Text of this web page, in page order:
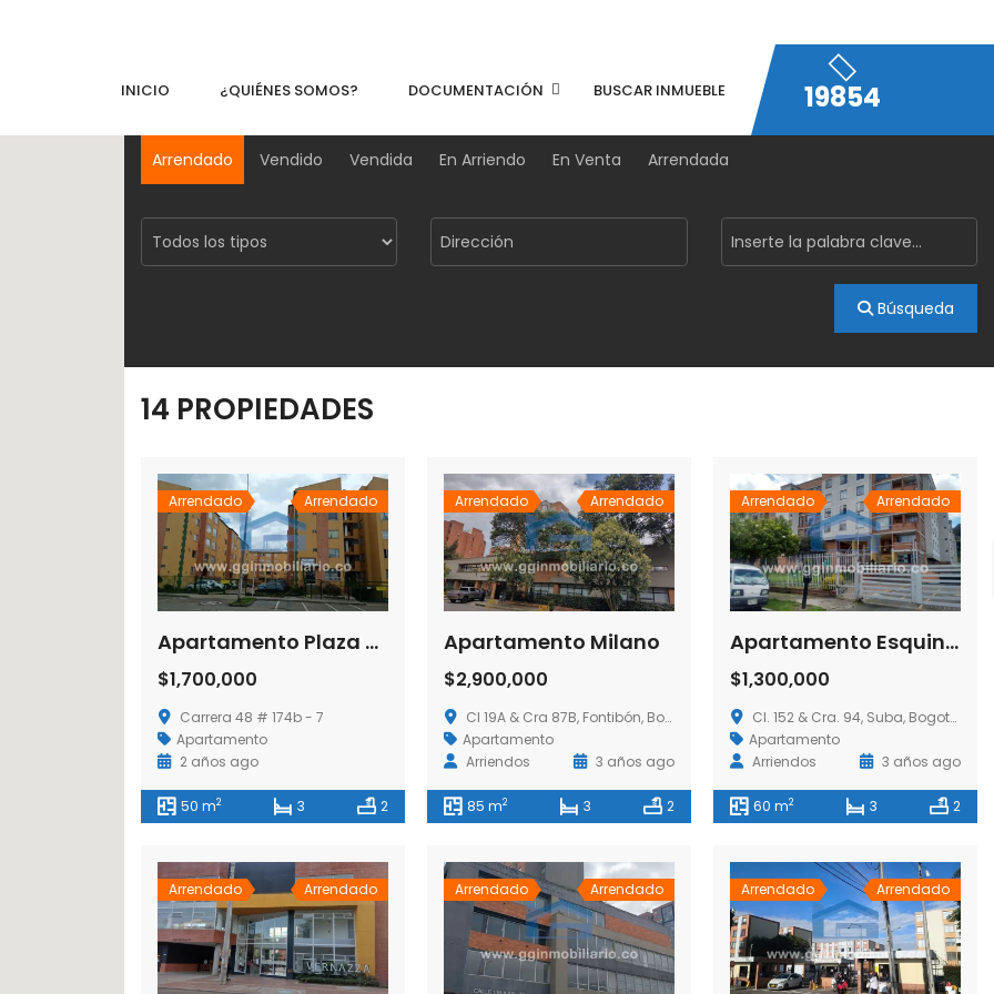
INICIO ¿QUIÉNES SOMOS? DOCUMENTACIÓN BUSCAR INMUEBLE 19854
Arrendado Vendido Vendida En Arriendo En Venta Arrendada
Búsqueda
14 PROPIEDADES
Arrendado Arrendado
Apartamento Plaza Baviera II
$1,700,000
Carrera 48 # 174b - 7
Apartamento
2 años ago
50 m2 3 2
Arrendado Arrendado
Apartamento Milano
$2,900,000
Cl 19A & Cra 87B, Fontibón, Bogotá, Colombia
Apartamento
Arriendos
3 años ago
85 m2 3 2
Arrendado Arrendado
Apartamento Esquina del Pinar
$1,300,000
Cl. 152 & Cra. 94, Suba, Bogotá, Colombia
Apartamento
Arriendos
3 años ago
60 m2 3 2
Arrendado Arrendado Arrendado Arrendado Arrendado Arrendado